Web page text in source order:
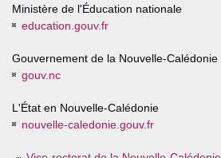
Ministère de l'Éducation nationale
education.gouv.fr
Gouvernement de la Nouvelle-Calédonie
gouv.nc
L'État en Nouvelle-Calédonie
nouvelle-caledonie.gouv.fr